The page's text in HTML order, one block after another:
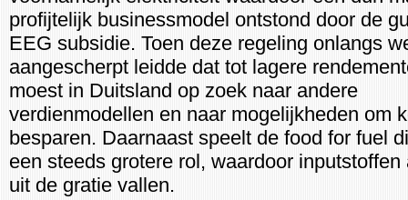
profijtelijk businessmodel ontstond door de
EEG subsidie. Toen deze regeling onlangs
aangescherpt leidde dat tot lagere
moest in Duitsland op zoek naar andere
verdienmodellen en naar mogelijkheden om
besparen. Daarnaast speelt de food for fuel
een steeds grotere rol, waardoor inputstoffen
uit de gratie vallen.